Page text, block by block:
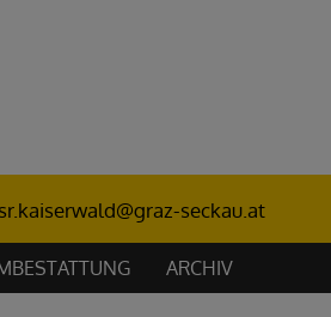
sr.kaiserwald@graz-seckau.at
ARCHIV